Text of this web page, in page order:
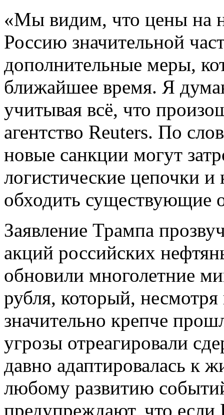
«Мы видим, что цены на
Россию значительной
дополнительные меры,
ближайшее время. Я
учитывая всё, что
агентство Reuters. По
новые санкции могут
логистические цепочки
обходить существующие
Заявление Трампа
акций российских
обновили многолетние
рубля, который, несмотря
значительно крепче
угрозы отреагировали
давно адаптировалась к
любому развитию
предупреждают, что если